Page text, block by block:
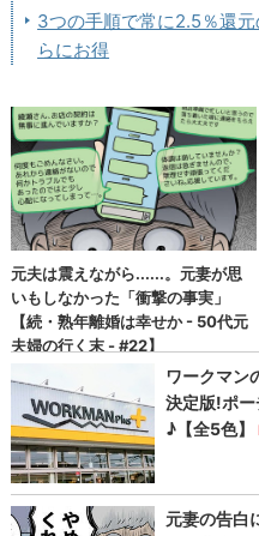
3つの手順で常に2.5％還
らにお得